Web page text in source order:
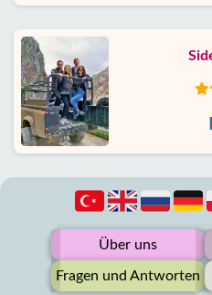
Über uns
Fragen und Antworten